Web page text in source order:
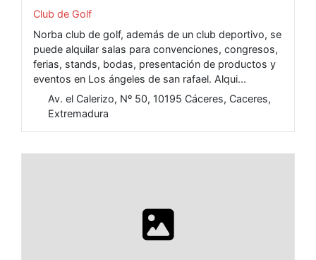
Club de Golf
Norba club de golf, además de un club deportivo, se
puede alquilar salas para convenciones, congresos,
ferias, stands, bodas, presentación de productos y
eventos en Los ángeles de san rafael. Alqui...
Av. el Calerizo, Nº 50, 10195 Cáceres, Caceres,
Extremadura